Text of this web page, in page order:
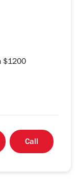
$1200
Call